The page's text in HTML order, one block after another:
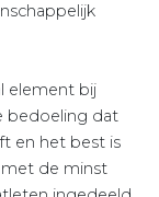
element bij
bedoeling dat
en het best is
de minst